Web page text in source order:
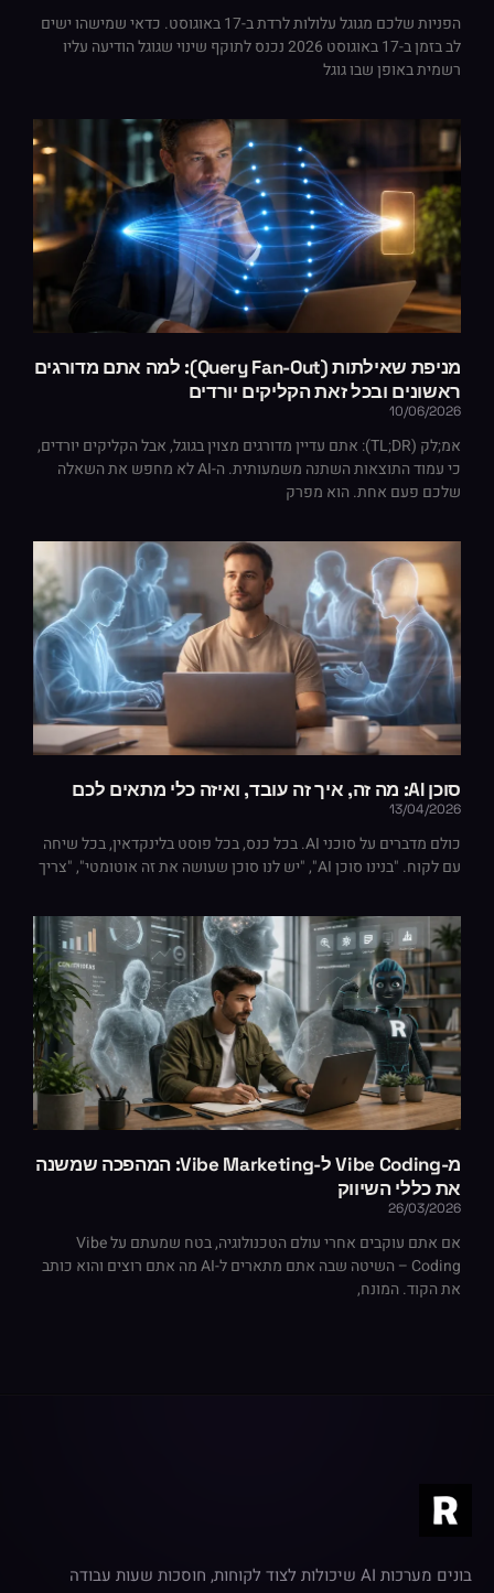
הפניות שלכם מגוגל עלולות לרדת ב-17 באוגוסט. כדאי שמישהו ישים
לב בזמן ב-17 באוגוסט 2026 נכנס לתוקף שינוי שגוגל הודיעה עליו
רשמית באופן שבו גוגל
מניפת שאילתות (Query Fan-Out): למה אתם מדורגים
ראשונים ובכל זאת הקליקים יורדים
10/06/2026
אמ;לק (TL;DR): אתם עדיין מדורגים מצוין בגוגל, אבל הקליקים יורדים,
כי עמוד התוצאות השתנה משמעותית. ה-AI לא מחפש את השאלה
שלכם פעם אחת. הוא מפרק
סוכן AI: מה זה, איך זה עובד, ואיזה כלי מתאים לכם
13/04/2026
כולם מדברים על סוכני AI. בכל כנס, בכל פוסט בלינקדאין, בכל שיחה
עם לקוח. "בנינו סוכן AI", "יש לנו סוכן שעושה את זה אוטומטי", "צריך
מ-Vibe Coding ל-Vibe Marketing: המהפכה שמשנה
את כללי השיווק
26/03/2026
אם אתם עוקבים אחרי עולם הטכנולוגיה, בטח שמעתם על Vibe
Coding – השיטה שבה אתם מתארים ל-AI מה אתם רוצים והוא כותב
את הקוד. המונח,
בונים מערכות AI שיכולות לצוד לקוחות, חוסכות שעות עבודה